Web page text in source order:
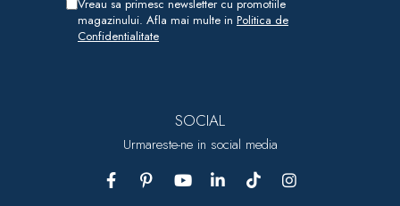
Vreau sa primesc newsletter cu promotiile
magazinului. Afla mai multe in Politica de
Confidentialitate
SOCIAL
Urmareste-ne in social media